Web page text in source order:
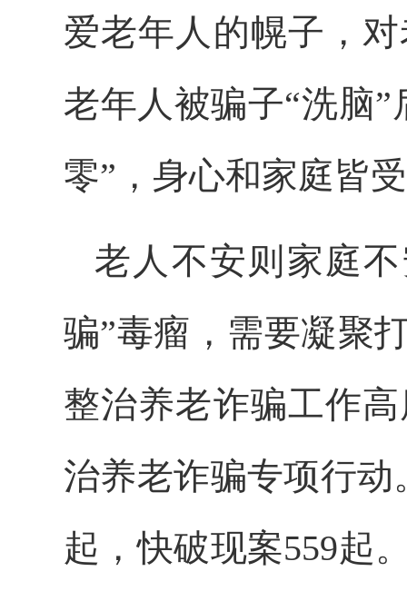
爱老年人的幌子，
老年人被骗子“洗脑
零”，身心和家庭皆
老人不安则家庭
骗”毒瘤，需要凝聚
整治养老诈骗工作
治养老诈骗专项行
起，快破现案559起